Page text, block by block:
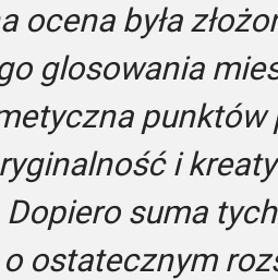
ocena była
glosowania
punktów
i
suma
o ostatecznym